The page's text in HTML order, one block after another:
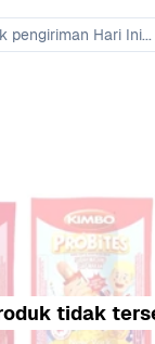
tidak
pengiriman Hari Ini...